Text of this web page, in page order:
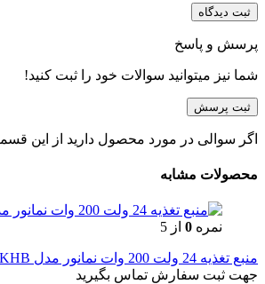
پرسش و پاسخ
شما نیز میتوانید سوالات خود را ثبت کنید!
ثبت پرسش
اگر سوالی در مورد محصول دارید از این
محصولات مشابه
نمره 0 از 5
منبع تغذیه 24 ولت 200 وات نمانور مدل KHB
جهت ثبت سفارش تماس بگیرید